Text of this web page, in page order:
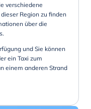
verschiedene
Region zu finden
über die
und Sie können
ein Taxi zum
einem anderen Strand